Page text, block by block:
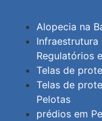
Alopecia na
Infraestrutura
Regulatórios
Telas de
Telas de
Pelotas
prédios em